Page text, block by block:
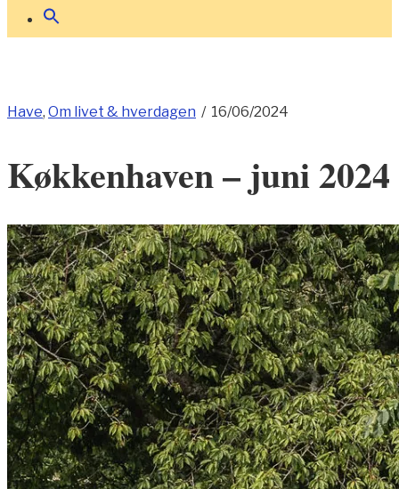
Have, Om livet & hverdagen / 16/06/2024
Køkkenhaven – juni 2024